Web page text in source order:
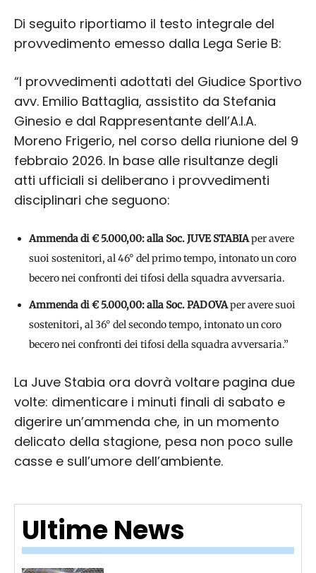
Ultime News
Di seguito riportiamo il testo integrale del
provvedimento emesso dalla Lega Serie B:
“I provvedimenti adottati del Giudice Sportivo
avv. Emilio Battaglia, assistito da Stefania
Ginesio e dal Rappresentante dell’A.I.A.
Moreno Frigerio, nel corso della riunione del 9
febbraio 2026. In base alle risultanze degli
atti ufficiali si deliberano i provvedimenti
disciplinari che seguono:
Ammenda di € 5.000,00: alla Soc. JUVE STABIAper avere
suoi sostenitori, al 46° del primo tempo, intonato un coro
becero nei confronti dei tifosi della squadra avversaria.
Ammenda di € 5.000,00: alla Soc. PADOVAper avere suoi
sostenitori, al 36° del secondo tempo, intonato un coro
becero nei confronti dei tifosi della squadra avversaria.”
La Juve Stabia ora dovrà voltare pagina due
volte: dimenticare i minuti finali di sabato e
digerire un’ammenda che, in un momento
delicato della stagione, pesa non poco sulle
casse e sull’umore dell’ambiente.